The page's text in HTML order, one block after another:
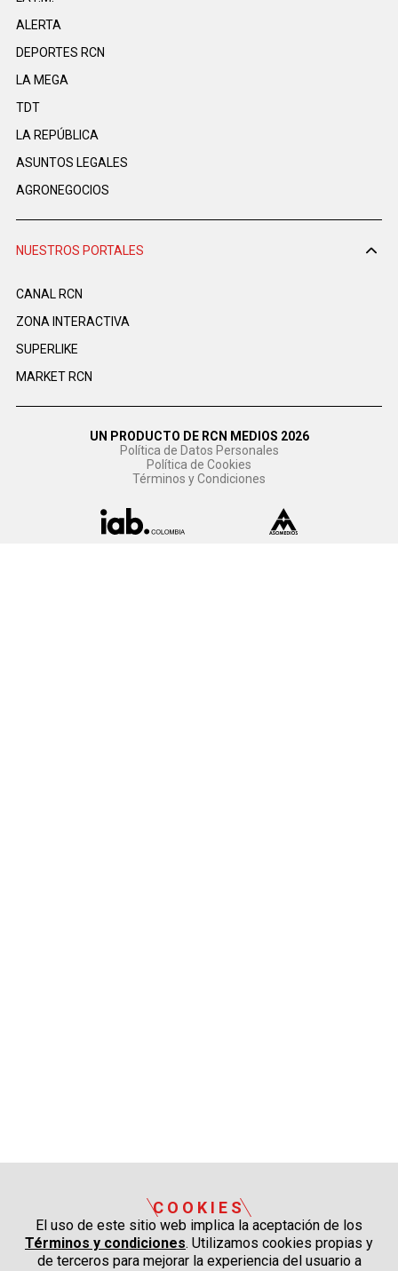
ALERTA
DEPORTES RCN
LA MEGA
TDT
LA REPÚBLICA
ASUNTOS LEGALES
AGRONEGOCIOS
NUESTROS PORTALES
CANAL RCN
ZONA INTERACTIVA
SUPERLIKE
MARKET RCN
UN PRODUCTO DE RCN MEDIOS 2026
Política de Datos Personales
Política de Cookies
Términos y Condiciones
COOKIES
El uso de este sitio web implica la aceptación de los
Términos y condiciones. Utilizamos cookies propias y
de terceros para mejorar la experiencia del usuario a